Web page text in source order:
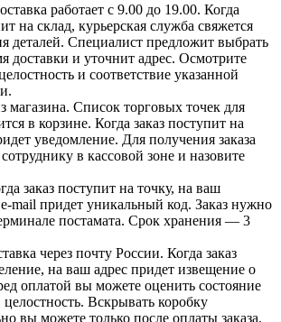
работает с 9.00 до 19.00. Когда
на склад, курьерская служба свяжется
деталей. Специалист предложит выбрать
доставки и уточнит адрес. Осмотрите
и соответствие указанной
магазина. Список торговых точек для
в корзине. Когда заказ поступит на
уведомление. Для получения заказа
в кассовой зоне и назовите
заказ поступит на точку, на ваш
mail придет уникальный код. Заказ нужно
постамата. Срок хранения — 3
через почту России. Когда заказ
на ваш адрес придет извещение о
оплатой вы можете оценить состояние
целостность. Вскрывать коробку
вы можете только после оплаты заказа.